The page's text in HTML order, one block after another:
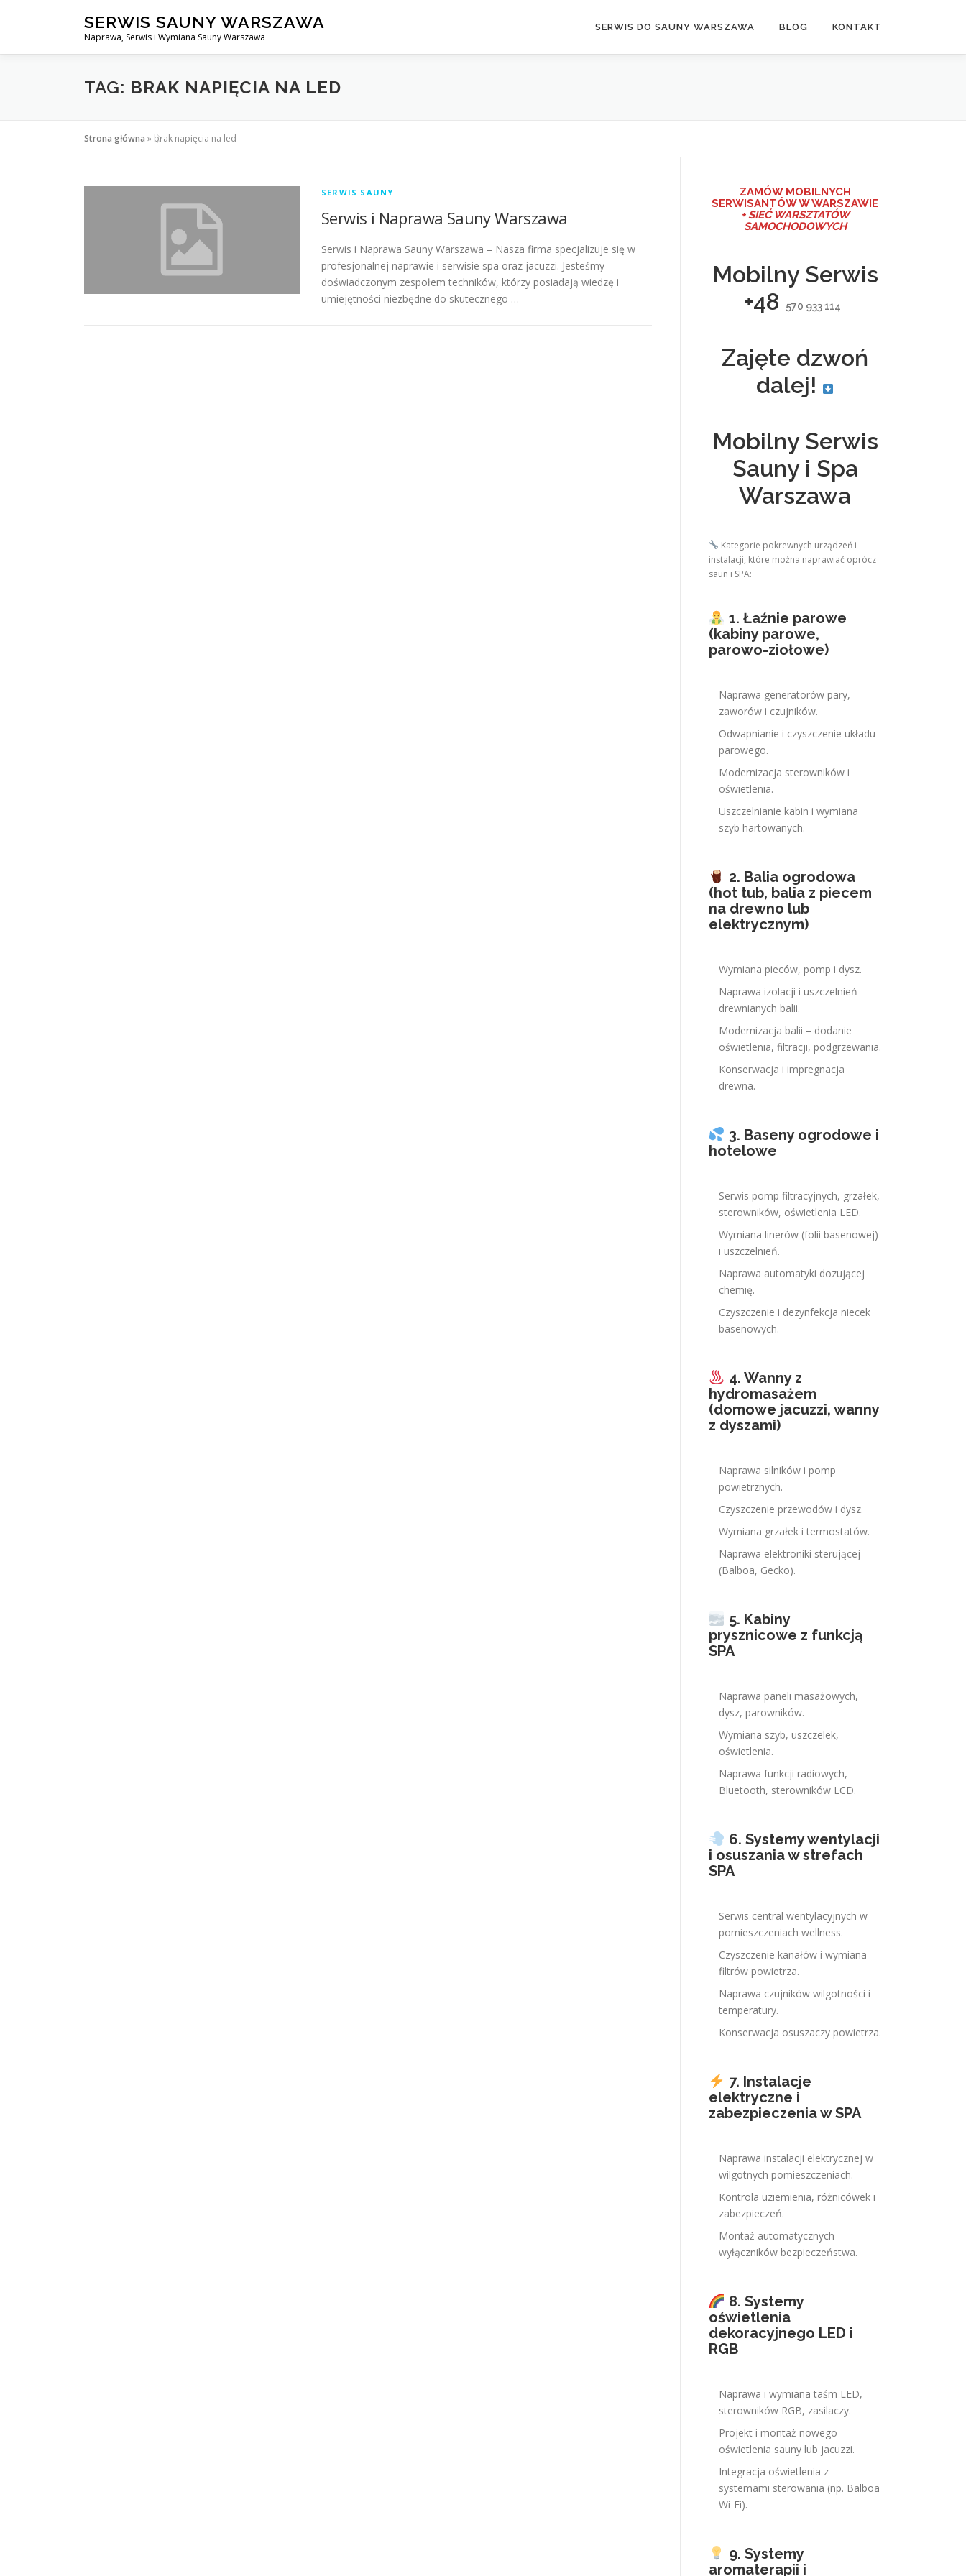
SERWIS SAUNY WARSZAWA
Naprawa, Serwis i Wymiana Sauny Warszawa
SERWIS DO SAUNY WARSZAWA BLOG KONTAKT
TAG: BRAK NAPIĘCIA NA LED
Strona główna » brak napięcia na led
SERWIS SAUNY
Serwis i Naprawa Sauny Warszawa
Serwis i Naprawa Sauny Warszawa – Nasza firma specjalizuje się w
profesjonalnej naprawie i serwisie spa oraz jacuzzi. Jesteśmy
doświadczonym zespołem techników, którzy posiadają wiedzę i
umiejętności niezbędne do skutecznego …
ZAMÓW MOBILNYCH
SERWISANTÓW W WARSZAWIE
+ SIEĆ WARSZTATÓW
SAMOCHODOWYCH
Mobilny Serwis
+48
570 933 114
Zajęte dzwoń
dalej!
Mobilny Serwis
Sauny i Spa
Warszawa
Kategorie pokrewnych urządzeń i
instalacji, które można naprawiać oprócz
saun i SPA:
1. Łaźnie parowe
(kabiny parowe,
parowo-ziołowe)
Naprawa generatorów pary,
zaworów i czujników.
Odwapnianie i czyszczenie układu
parowego.
Modernizacja sterowników i
oświetlenia.
Uszczelnianie kabin i wymiana
szyb hartowanych.
2. Balia ogrodowa
(hot tub, balia z piecem
na drewno lub
elektrycznym)
Wymiana pieców, pomp i dysz.
Naprawa izolacji i uszczelnień
drewnianych balii.
Modernizacja balii – dodanie
oświetlenia, filtracji, podgrzewania.
Konserwacja i impregnacja
drewna.
3. Baseny ogrodowe i
hotelowe
Serwis pomp filtracyjnych, grzałek,
sterowników, oświetlenia LED.
Wymiana linerów (folii basenowej)
i uszczelnień.
Naprawa automatyki dozującej
chemię.
Czyszczenie i dezynfekcja niecek
basenowych.
4. Wanny z
hydromasażem
(domowe jacuzzi, wanny
z dyszami)
Naprawa silników i pomp
powietrznych.
Czyszczenie przewodów i dysz.
Wymiana grzałek i termostatów.
Naprawa elektroniki sterującej
(Balboa, Gecko).
5. Kabiny
prysznicowe z funkcją
SPA
Naprawa paneli masażowych,
dysz, parowników.
Wymiana szyb, uszczelek,
oświetlenia.
Naprawa funkcji radiowych,
Bluetooth, sterowników LCD.
6. Systemy wentylacji
i osuszania w strefach
SPA
Serwis central wentylacyjnych w
pomieszczeniach wellness.
Czyszczenie kanałów i wymiana
filtrów powietrza.
Naprawa czujników wilgotności i
temperatury.
Konserwacja osuszaczy powietrza.
7. Instalacje
elektryczne i
zabezpieczenia w SPA
Naprawa instalacji elektrycznej w
wilgotnych pomieszczeniach.
Kontrola uziemienia, różnicówek i
zabezpieczeń.
Montaż automatycznych
wyłączników bezpieczeństwa.
8. Systemy
oświetlenia
dekoracyjnego LED i
RGB
Naprawa i wymiana taśm LED,
sterowników RGB, zasilaczy.
Projekt i montaż nowego
oświetlenia sauny lub jacuzzi.
Integracja oświetlenia z
systemami sterowania (np. Balboa
Wi-Fi).
9. Systemy
aromaterapii i